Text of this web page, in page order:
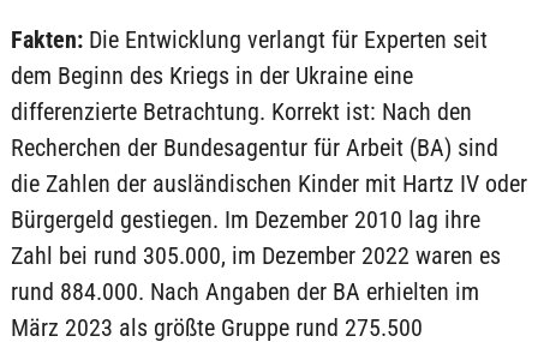
Fakten:Die Entwicklung verlangt für Experten seit
dem Beginn des Kriegs in der Ukraine eine
differenzierte Betrachtung. Korrekt ist: Nach den
Recherchen der Bundesagentur für Arbeit (BA) sind
die Zahlen der ausländischen Kinder mit Hartz IV oder
Bürgergeld gestiegen. Im Dezember 2010 lag ihre
Zahl bei rund 305.000, im Dezember 2022 waren es
rund 884.000. Nach Angaben der BA erhielten im
März 2023 als größte Gruppe rund 275.500